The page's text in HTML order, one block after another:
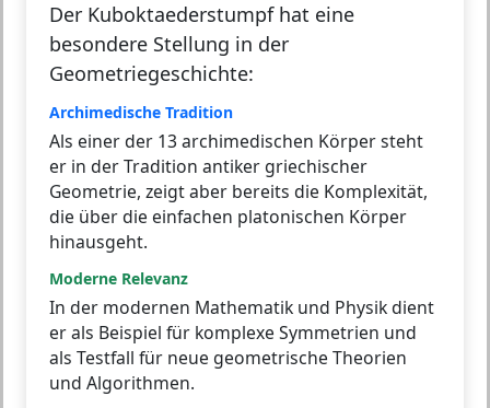
Der Kuboktaederstumpf hat eine
besondere Stellung in der
Geometriegeschichte:
Archimedische Tradition
Als einer der 13 archimedischen Körper steht
er in der Tradition antiker griechischer
Geometrie, zeigt aber bereits die Komplexität,
die über die einfachen platonischen Körper
hinausgeht.
Moderne Relevanz
In der modernen Mathematik und Physik dient
er als Beispiel für komplexe Symmetrien und
als Testfall für neue geometrische Theorien
und Algorithmen.